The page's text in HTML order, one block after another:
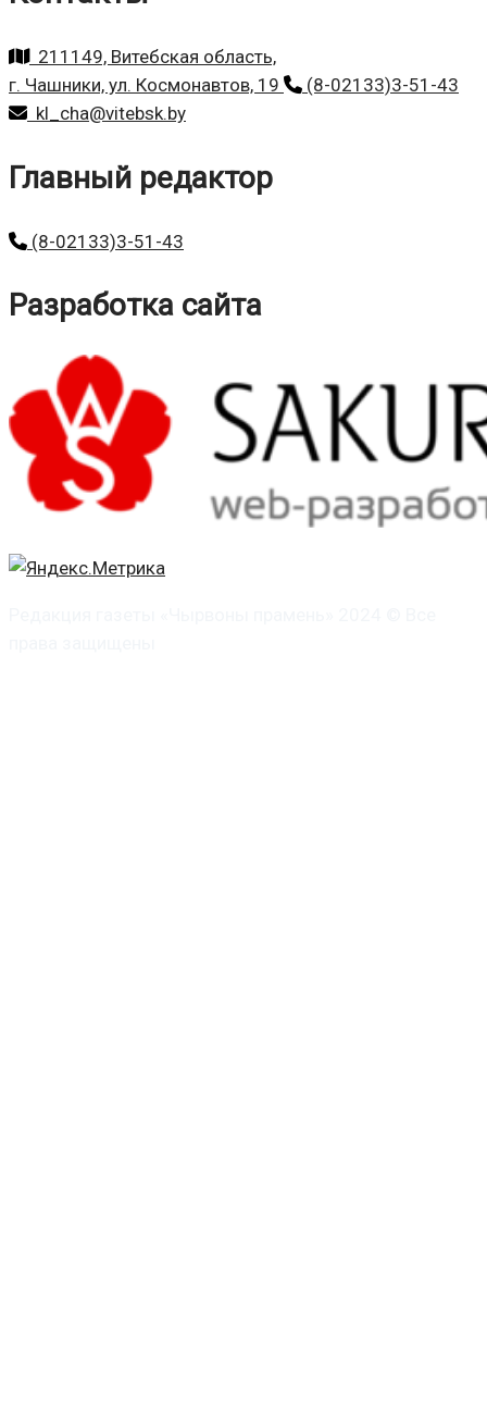
211149, Витебская область,
г. Чашники, ул. Космонавтов, 19
(8-02133)3-51-43
kl_cha@vitebsk.by
Главный редактор
(8-02133)3-51-43
Разработка сайта